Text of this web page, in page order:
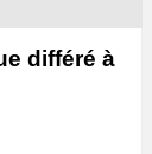
différé à